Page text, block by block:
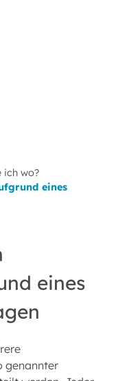
ich wo?
eines
eines
genannter